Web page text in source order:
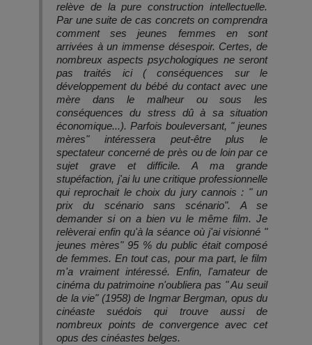
relève de la pure construction intellectuelle.
Par une suite de cas concrets on comprendra
comment ses jeunes femmes en sont
arrivées à un immense désespoir. Certes, de
nombreux aspects psychologiques ne seront
pas traités ici ( conséquences sur le
développement du bébé du contact avec une
mère dans le malheur ou sous les
conséquences du stress dû à sa situation
économique...). Parfois bouleversant, " jeunes
mères" intéressera peut-être plus le
spectateur concerné de près ou de loin par ce
sujet grave et difficile. A ma grande
stupéfaction, j'ai lu une critique professionnelle
qui reprochait le choix du jury cannois : " un
prix du scénario sans scénario". A se
demander si on a bien vu le même film. Je
relèverai enfin qu'à la séance où j'ai visionné "
jeunes mères" 95 % du public était composé
de femmes. En tout cas, pour ma part, le film
m'a vraiment intéressé. Enfin, l'amateur de
cinéma du patrimoine n'oubliera pas " Au seuil
de la vie" (1958) de Ingmar Bergman, opus du
cinéaste suédois qui trouve aussi de
nombreux points de convergence avec cet
opus des cinéastes belges.